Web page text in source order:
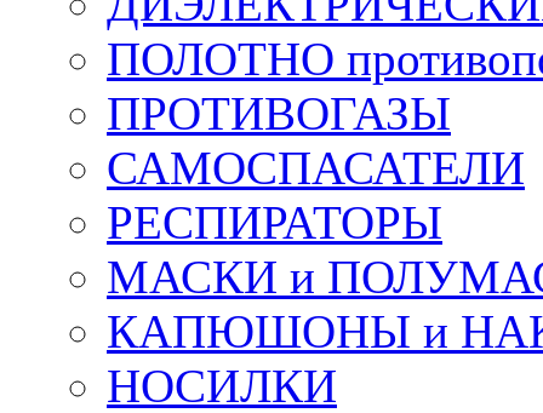
ПОЛОТНО
ПРОТИВОГАЗЫ
САМОСПАСАТЕЛИ
РЕСПИРАТОРЫ
МАСКИ и
КАПЮШОНЫ и
НОСИЛКИ